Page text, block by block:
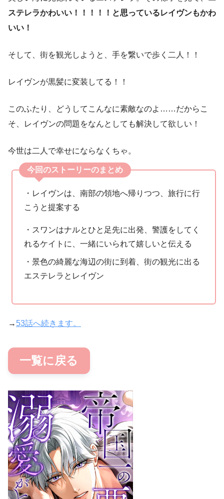
ステレラかわいい！！！！！と思っているレイヴンもかわ
いい！
そして、街を観光しようと、手を繋いで歩く二人！！
レイヴンが黒髪に変装してる！！
このふたり、どうしてこんなに素敵なのよ……だからこ
そ、レイヴンの問題をなんとしても解決して欲しい！
今世は二人で幸せにならなくちゃ。
今回のストーリーのまとめ
・レイヴンは、南部の領地へ帰りつつ、旅行に行
こうと提案する
・スワンはナルとひと足先に出発、警護をしてく
れるケイトに、一緒にいられて嬉しいと伝える
・景色の綺麗な海辺の街に到着、街の観光に出る
エステレラとレイヴン
→ 53話へ続きます。
一覧に戻る